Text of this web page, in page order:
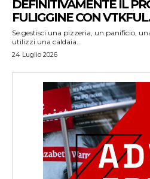
DEFINITIVAMENTE IL
FULIGGINE CON VTKFUL.
Se gestisci una pizzeria, un panificio,
utilizzi una caldaia...
24 Luglio 2026